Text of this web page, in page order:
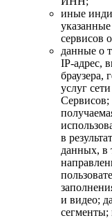
иные
сервисов
данные о
IP-адрес,
браузера,
услуг
Сервисов;
в
данных, в
и видео;
сегменты;